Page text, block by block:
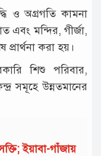
ও অগ্রগতি কামনা
এবং মন্দির, গীর্জা,
করা হয়।
শিশু পরিবার,
সমূহে উন্নতমানের
ইয়াবা-গাঁজায়